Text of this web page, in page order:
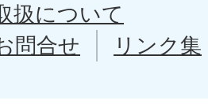
扱について
問合せ
リンク集